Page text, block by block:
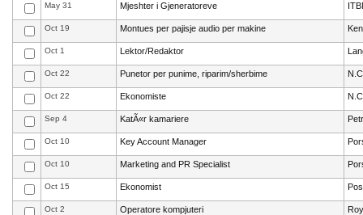
May 31 Mjeshter i Gjeneratoreve
Oct 19 Montues per pajisje audio per makine
Oct 1 Lektor/Redaktor
Oct 22 Punetor per punime, riparim/sherbime
Oct 22 Ekonomiste
Sep 4 KatÃ«r kamariere
Oct 10 Key Account Manager
Oct 10 Marketing and PR Specialist
Oct 15 Ekonomist
Oct 2 Operatore kompjuteri